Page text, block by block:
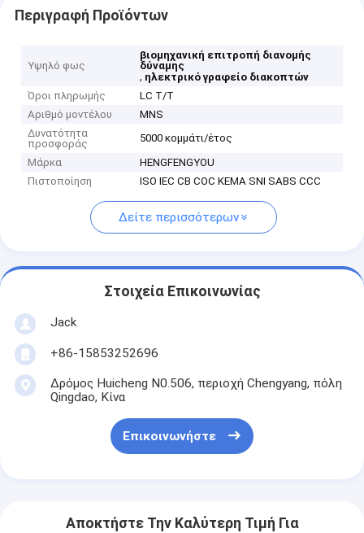
Περιγραφή Προϊόντων
Υψηλό φως
βιομηχανική επιτροπή διανομής
δύναμης
, ηλεκτρικό γραφείο διακοπτών
Όροι πληρωμής
LC T/T
Αριθμό μοντέλου
MNS
Δυνατότητα
προσφοράς
5000 κομμάτι/έτος
Μάρκα
HENGFENGYOU
Πιστοποίηση
ISO IEC CB COC KEMA SNI SABS CCC
Δείτε περισσότερων
Στοιχεία Επικοινωνίας
Jack
+86-15853252696
Δρόμος Huicheng N0.506, περιοχή Chengyang, πόλη
Qingdao, Κίνα
Επικοινωνήστε
Αποκτήστε Την Καλύτερη Τιμή Για